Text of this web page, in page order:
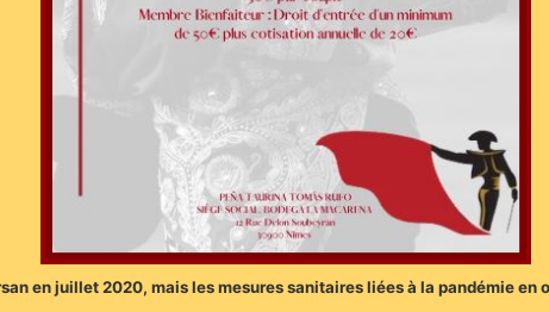
en juillet 2020, mais les mesures sanitaires liées à la pandémie en